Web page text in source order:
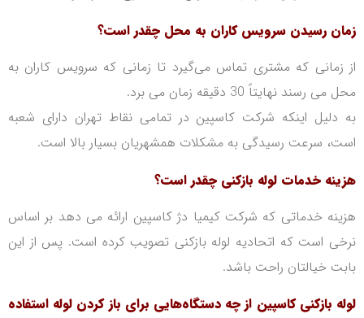
زمان رسیدن سرویس کاران به محل چقدر است؟
از زمانی که مشتری تماس می‌گیرد تا زمانی که سرویس کاران به
محل می رسند نهایتاً 30 دقیقه زمان می برد.
به دلیل اینکه شرکت کاسپین در تمامی نقاط تهران دارای شعبه
است، سرعت رسیدگی به مشکلات همشهریان بسیار بالا است.
هزینه خدمات لوله بازکنی چقدر است؟
هزینه خدماتی که شرکت کیمیا دژ کاسپین ارائه می دهد بر اساس
نرخی است که اتحادیه لوله بازکنی تصویب کرده است. پس از این
بابت خیالتان راحت با‌شد.
لوله بازکنی کاسپین از چه دستگاه‌هایی برای باز کردن لوله استفاده